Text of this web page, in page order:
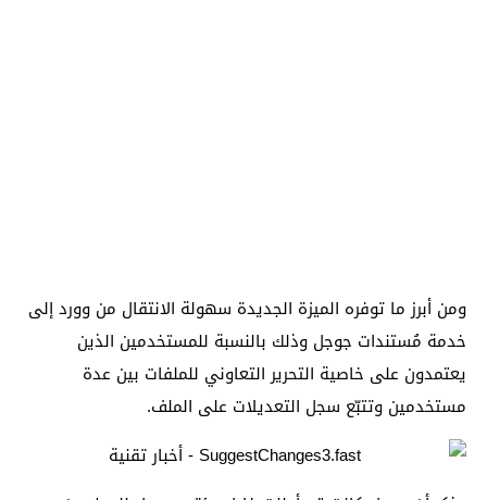
ومن أبرز ما توفره الميزة الجديدة سهولة الانتقال من وورد إلى
خدمة مُستندات جوجل وذلك بالنسبة للمستخدمين الذين
يعتمدون على خاصية التحرير التعاوني للملفات بين عدة
مستخدمين وتتبّع سجل التعديلات على الملف.